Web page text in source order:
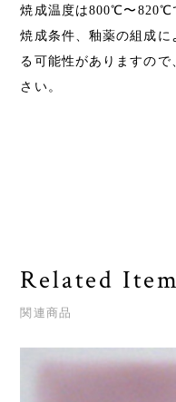
焼成温度は800℃〜820℃
焼成条件、釉薬の組成
る可能性がありますの
さい。
Related
関連商品